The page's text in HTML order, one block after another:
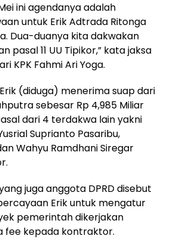
ini agendanya adalah
untuk Erik Adtrada Ritonga
Dua-duanya kita dakwakan
pasal 11 UU Tipikor,” kata jaksa
KPK Fahmi Ari Yoga.
(diduga) menerima suap dari
sebesar Rp 4,985 Miliar
dari 4 terdakwa lain yakni
Suprianto Pasaribu,
Wahyu Ramdhani Siregar
juga anggota DPRD disebut
Erik untuk mengatur
pemerintah dikerjakan
fee kepada kontraktor.